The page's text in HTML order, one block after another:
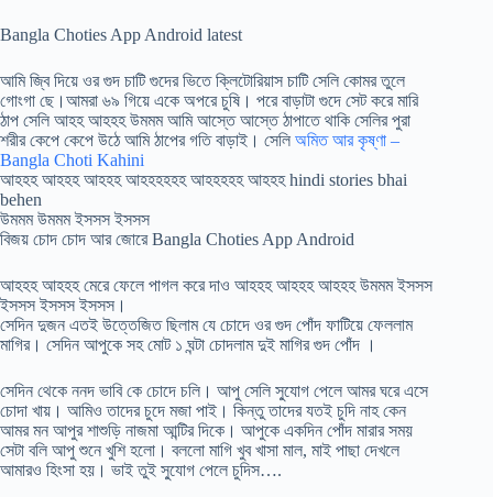
Bangla Choties App Android latest
আমি জ্বি দিয়ে ওর গুদ চাটি গুদের ভিতে ক্লিটোরিয়াস চাটি সেলি কোমর তুলে
গোংগা ছে।আমরা ৬৯ গিয়ে একে অপরে চুষি। পরে বাড়াটা গুদে সেট করে মারি
ঠাপ সেলি আহহ আহহহ উমমম আমি আস্তে আস্তে ঠাপাতে থাকি সেলির পুরা
শরীর কেপে কেপে উঠে আমি ঠাপের গতি বাড়াই। সেলি অমিত আর কৃষ্ণা –
Bangla Choti Kahini
আহহহ আহহহ আহহহ আহহহহহহ আহহহহহ আহহহ hindi stories bhai
behen
উমমম উমমম ইসসস ইসসস
বিজয় চোদ চোদ আর জোরে Bangla Choties App Android
আহহহ আহহহ মেরে ফেলে পাগল করে দাও আহহহ আহহহ আহহহ উমমম ইসসস
ইসসস ইসসস ইসসস।
সেদিন দুজন এতই উত্তেজিত ছিলাম যে চোদে ওর গুদ পোঁদ ফাটিয়ে ফেললাম
মাগির। সেদিন আপুকে সহ মোট ১ ঘন্টা চোদলাম দুই মাগির গুদ পোঁদ ।
সেদিন থেকে ননদ ভাবি কে চোদে চলি। আপু সেলি সু্যোগ পেলে আমর ঘরে এসে
চোদা খায়। আমিও তাদের চুদে মজা পাই। কিন্তু তাদের যতই চুদি নাহ কেন
আমর মন আপুর শাশুড়ি নাজমা আন্টির দিকে। আপুকে একদিন পোঁদ মারার সময়
সেটা বলি আপু শুনে খুশি হলো। বললো মাগি খুব খাসা মাল, মাই পাছা দেখলে
আমারও হিংসা হয়। ভাই তুই সু্যোগ পেলে চুদিস….